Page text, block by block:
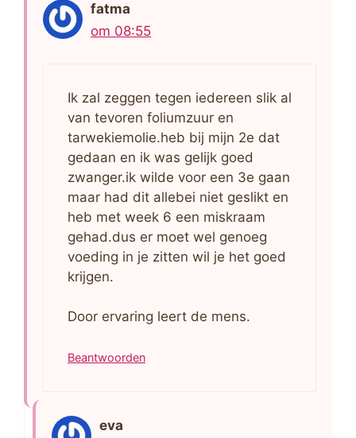
fatma
om 08:55
Ik zal zeggen tegen iedereen slik al
van tevoren foliumzuur en
tarwekiemolie.heb bij mijn 2e dat
gedaan en ik was gelijk goed
zwanger.ik wilde voor een 3e gaan
maar had dit allebei niet geslikt en
heb met week 6 een miskraam
gehad.dus er moet wel genoeg
voeding in je zitten wil je het goed
krijgen.
Door ervaring leert de mens.
Beantwoorden
eva